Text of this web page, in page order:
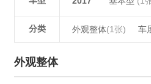
分类 外观整体(1张) 车
外观整体